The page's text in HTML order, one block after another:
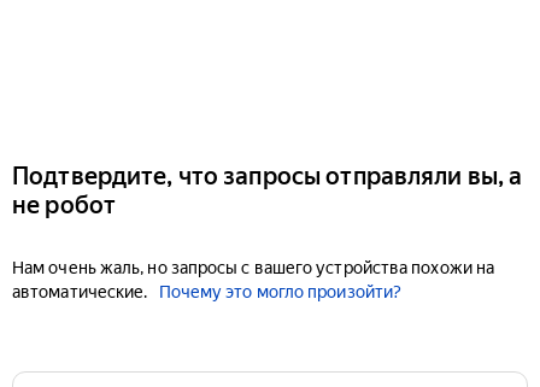
Подтвердите, что запросы отправляли вы, а
не робот
Нам очень жаль, но запросы с вашего устройства похожи на
автоматические.
Почему это могло произойти?